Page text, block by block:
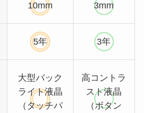
10mm 3mm
5年 3年
大型バック
ライト液晶
（タッチパ
高コントラ
スト液晶
（ボタン